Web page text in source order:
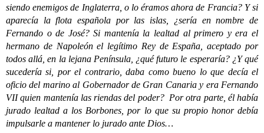
siendo enemigos de Inglaterra, o lo éramos ahora de Francia? Y si
aparecía la flota española por las islas, ¿sería en nombre de
Fernando o de José? Si mantenía la lealtad al primero y era el
hermano de Napoleón el legítimo Rey de España, aceptado por
todos allá, en la lejana Península, ¿qué futuro le esperaría? ¿Y qué
sucedería si, por el contrario, daba como bueno lo que decía el
oficio del marino al Gobernador de Gran Canaria y era Fernando
VII quien mantenía las riendas del poder? Por otra parte, él había
jurado lealtad a los Borbones, por lo que su propio honor debía
impulsarle a mantener lo jurado ante Dios…